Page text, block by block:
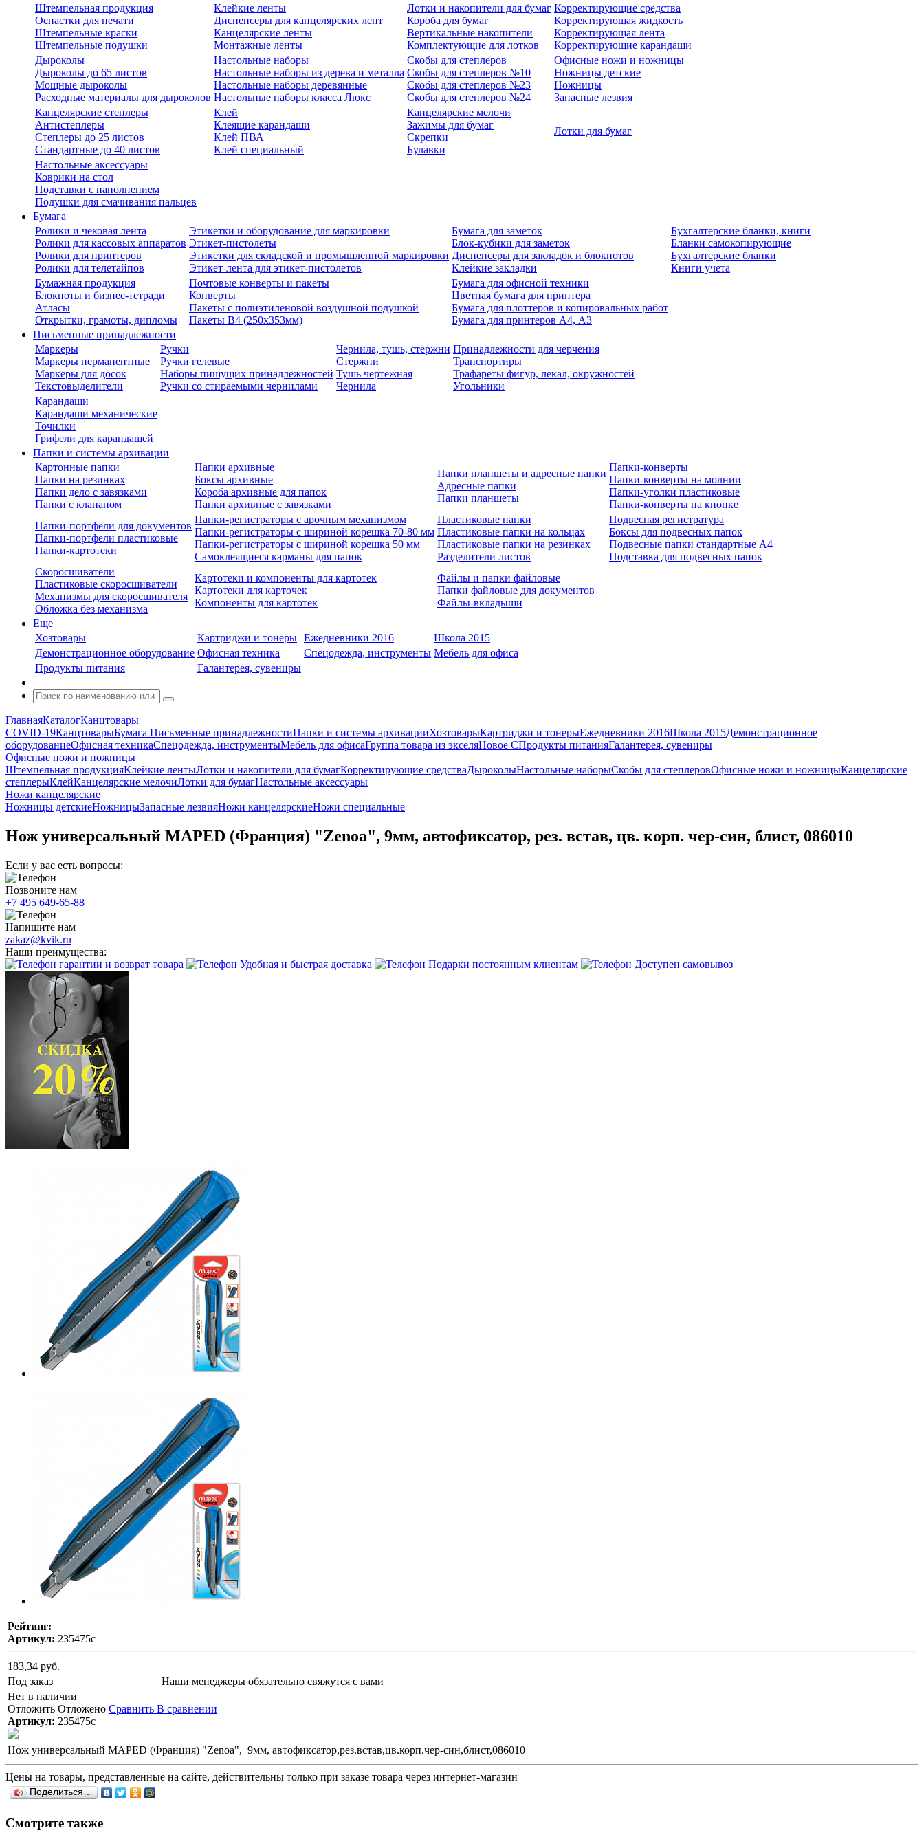
Штемпельная продукция
Оснастки для печати
Штемпельные краски
Штемпельные подушки
Клейкие ленты
Диспенсеры для канцелярских лент
Канцелярские ленты
Монтажные ленты
Лотки и накопители для бумаг
Короба для бумаг
Вертикальные накопители
Комплектующие для лотков
Корректирующие средства
Корректирующая жидкость
Корректирующая лента
Корректирующие карандаши
Дыроколы
Дыроколы до 65 листов
Мощные дыроколы
Расходные материалы для дыроколов
Настольные наборы
Настольные наборы из дерева и металла
Настольные наборы деревянные
Настольные наборы класса Люкс
Скобы для степлеров
Скобы для степлеров №10
Скобы для степлеров №23
Скобы для степлеров №24
Офисные ножи и ножницы
Ножницы детские
Ножницы
Запасные лезвия
Канцелярские степлеры
Антистеплеры
Степлеры до 25 листов
Стандартные до 40 листов
Клей
Клеящие карандаши
Клей ПВА
Клей специальный
Канцелярские мелочи
Зажимы для бумаг
Скрепки
Булавки
Лотки для бумаг
Настольные аксессуары
Коврики на стол
Подставки с наполнением
Подушки для смачивания пальцев
Бумага
Ролики и чековая лента
Ролики для кассовых аппаратов
Ролики для принтеров
Ролики для телетайпов
Этикетки и оборудование для маркировки
Этикет-пистолеты
Этикетки для складской и промышленной маркировки
Этикет-лента для этикет-пистолетов
Бумага для заметок
Блок-кубики для заметок
Диспенсеры для закладок и блокнотов
Клейкие закладки
Бухгалтерские бланки, книги
Бланки самокопирующие
Бухгалтерские бланки
Книги учета
Бумажная продукция
Блокноты и бизнес-тетради
Атласы
Открытки, грамоты, дипломы
Почтовые конверты и пакеты
Конверты
Пакеты с полиэтиленовой воздушной подушкой
Пакеты В4 (250х353мм)
Бумага для офисной техники
Цветная бумага для принтера
Бумага для плоттеров и копировальных работ
Бумага для принтеров А4, А3
Письменные принадлежности
Маркеры
Маркеры перманентные
Маркеры для досок
Текстовыделители
Ручки
Ручки гелевые
Наборы пишущих принадлежностей
Ручки со стираемыми чернилами
Чернила, тушь, стержни
Стержни
Тушь чертежная
Чернила
Принадлежности для черчения
Транспортиры
Трафареты фигур, лекал, окружностей
Угольники
Карандаши
Карандаши механические
Точилки
Грифели для карандашей
Папки и системы архивации
Картонные папки
Папки на резинках
Папки дело с завязками
Папки с клапаном
Папки архивные
Боксы архивные
Короба архивные для папок
Папки архивные с завязками
Папки планшеты и адресные папки
Адресные папки
Папки планшеты
Папки-конверты
Папки-конверты на молнии
Папки-уголки пластиковые
Папки-конверты на кнопке
Папки-портфели для документов
Папки-портфели пластиковые
Папки-картотеки
Папки-регистраторы с арочным механизмом
Папки-регистраторы с шириной корешка 70-80 мм
Папки-регистраторы с шириной корешка 50 мм
Самоклеящиеся карманы для папок
Пластиковые папки
Пластиковые папки на кольцах
Пластиковые папки на резинках
Разделители листов
Подвесная регистратура
Боксы для подвесных папок
Подвесные папки стандартные А4
Подставка для подвесных папок
Скоросшиватели
Пластиковые скоросшиватели
Механизмы для скоросшивателя
Обложка без механизма
Картотеки и компоненты для картотек
Картотеки для карточек
Компоненты для картотек
Файлы и папки файловые
Папки файловые для документов
Файлы-вкладыши
Еще
Хозтовары
Картриджи и тонеры Ежедневники 2016
Школа 2015
Демонстрационное оборудование Офисная техника Спецодежда, инструменты Мебель для офиса
Продукты питания
Галантерея, сувениры
ГлавнаяКаталогКанцтовары
COVID-19КанцтоварыБумага Письменные принадлежностиПапки и системы архивацииХозтоварыКартриджи и тонерыЕжедневники 2016Школа 2015Демонстрационное
оборудованиеОфисная техникаСпецодежда, инструментыМебель для офисаГруппа товара из экселяНовое СПродукты питанияГалантерея, сувениры
Офисные ножи и ножницы
Штемпельная продукцияКлейкие лентыЛотки и накопители для бумагКорректирующие средстваДыроколыНастольные наборыСкобы для степлеровОфисные ножи и ножницыКанцелярские
степлерыКлейКанцелярские мелочиЛотки для бумагНастольные аксессуары
Ножи канцелярские
Ножницы детскиеНожницыЗапасные лезвияНожи канцелярскиеНожи специальные
Нож универсальный MAPED (Франция) "Zenoa", 9мм, автофиксатор, рез. встав, цв. корп. чер-син, блист, 086010
Если у вас есть вопросы:
Позвоните нам
+7 495 649-65-88
Напишите нам
zakaz@kvik.ru
Наши преимущества:
гарантии и возврат товара
Удобная и быстрая доставка Подарки постоянным клиентам Доступен самовывоз
Рейтинг:
Артикул: 235475с
183,34 руб.
Под заказ
Наши менеджеры обязательно свяжутся с вами
Нет в наличии
Отложить Отложено Сравнить В сравнении
Артикул: 235475с
Нож универсальный MAPED (Франция) "Zenoa", 9мм, автофиксатор,рез.встав,цв.корп.чер-син,блист,086010
Цены на товары, представленные на сайте, действительны только при заказе товара через интернет-магазин
Поделиться…
Смотрите также